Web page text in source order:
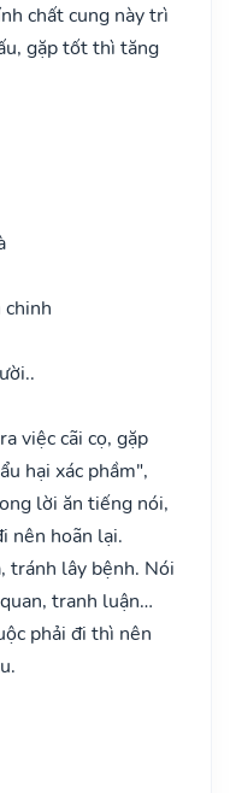
chất cung này trì
gặp tốt thì tăng
chinh
việc cãi cọ, gặp
hại xác phầm",
lời ăn tiếng nói,
nên hoãn lại.
tránh lây bệnh. Nói
tranh luận…
phải đi thì nên